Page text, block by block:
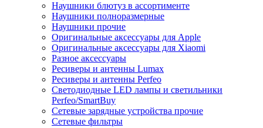
Наушники блютуз в ассортименте
Наушники полноразмерные
Наушники прочие
Оригинальные аксессуары для Apple
Оригинальные аксессуары для Xiaomi
Разное аксессуары
Ресиверы и антенны Lumax
Ресиверы и антенны Perfeo
Светодиодные LED лампы и светильники
Perfeo/SmartBuy
Сетевые зарядные устройства прочие
Сетевые фильтры